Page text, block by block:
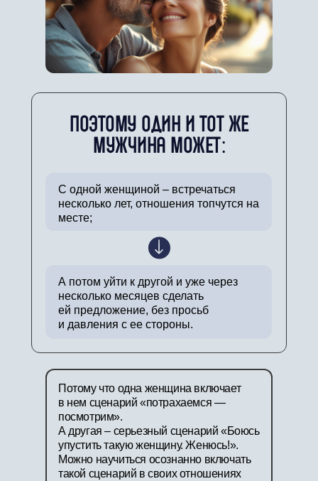
Потому что одна женщина включает
в нем сценарий «потрахаемся —
посмотрим».
А другая – серьезный сценарий «Боюсь
упустить такую женщину. Женюсь!».
Можно научиться осознанно включать
такой сценарий в своих отношениях
ПОЭТОМУ ОДИН И ТОТ ЖЕ
МУЖЧИНА МОЖЕТ:
А потом уйти к другой и уже через
несколько месяцев сделать
ей предложение, без просьб
и давления с ее стороны.
С одной женщиной – встречаться
несколько лет, отношения топчутся на
месте;